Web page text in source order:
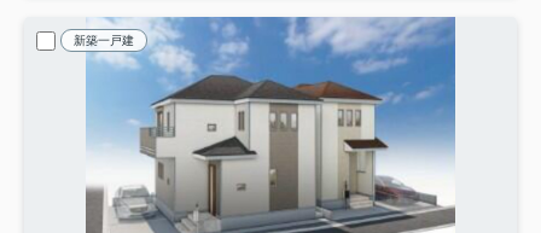
新築一戸建